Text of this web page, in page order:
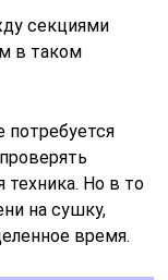
секциями
в таком
техника. Но в то
на сушку,
время.